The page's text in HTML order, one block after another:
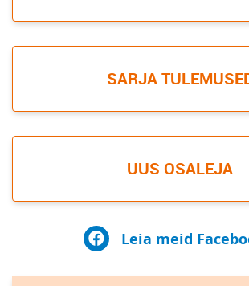
SARJA
UUS OSALEJA
Leia meid